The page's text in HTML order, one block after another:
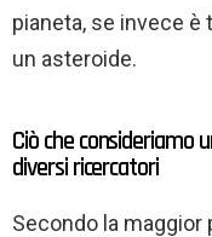
pianeta, se invece
un asteroide.
Ciò che consideriamo
diversi ricercatori
Secondo la maggior